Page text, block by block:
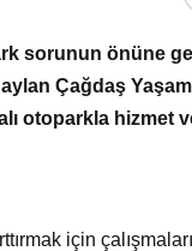
sorunun önüne
Çağdaş
otoparkla hizmet
için